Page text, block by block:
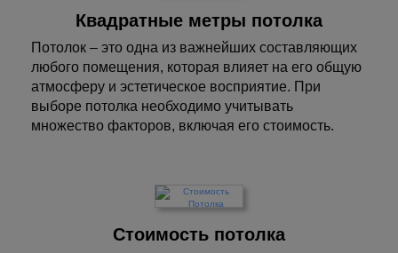
Квадратные метры потолка
Потолок – это одна из важнейших составляющих
любого помещения, которая влияет на его общую
атмосферу и эстетическое восприятие. При
выборе потолка необходимо учитывать
множество факторов, включая его стоимость.
Стоимость потолка